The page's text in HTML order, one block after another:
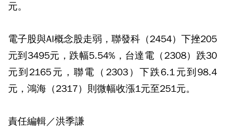
元。
電子股與AI概念股走弱，聯發科（2454）下挫205
元到3495元，跌幅5.54%，台達電（2308）跌30
元到2165元，聯電（2303）下跌6.1元到98.4
元，鴻海（2317）則微幅收漲1元至251元。
責任編輯／洪季謙